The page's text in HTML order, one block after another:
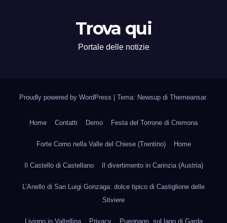
Trova qui
Portale delle notizie
Proudly powered by WordPress Tema: Newsup di Themeansar.
Home Contatti Demo Festa del Torrone di Cremona
Forte Corno nella Valle del Chiese (Trentino) Home
Il Castello di Castellano Il divertimento in Carinzia (Austria)
L’Anello di San Luigi Gonzaga: dolce tipico di Castiglione delle
Stiviere
Livigno in Valtellina Privacy Puegnago, sul lago di Garda